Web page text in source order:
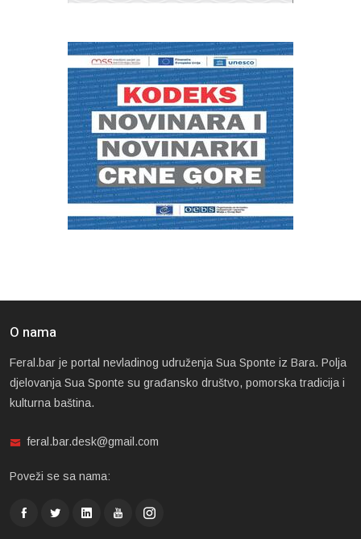
O nama
Feral.bar je portal nevladinog udruženja Sua Sponte iz Bara. Polja
djelovanja Sua Sponte su građansko društvo, pomorska tradicija i
kulturna baština.
feral.bar.desk@gmail.com
Poveži se sa nama: